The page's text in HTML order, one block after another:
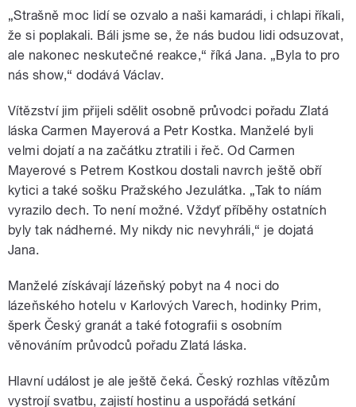
„Strašně moc lidí se ozvalo a naši kamarádi, i chlapi říkali,
že si poplakali. Báli jsme se, že nás budou lidi odsuzovat,
ale nakonec neskutečné reakce,“ říká Jana. „Byla to pro
nás show,“ dodává Václav.
Vítězství jim přijeli sdělit osobně průvodci pořadu Zlatá
láska Carmen Mayerová a Petr Kostka. Manželé byli
velmi dojatí a na začátku ztratili i řeč. Od Carmen
Mayerové s Petrem Kostkou dostali navrch ještě obří
kytici a také sošku Pražského Jezulátka. „Tak to níám
vyrazilo dech. To není možné. Vždyť příběhy ostatních
byly tak nádherné. My nikdy nic nevyhráli,“ je dojatá
Jana.
Manželé získávají lázeňský pobyt na 4 noci do
lázeňského hotelu v Karlových Varech, hodinky Prim,
šperk Český granát a také fotografii s osobním
věnováním průvodců pořadu Zlatá láska.
Hlavní událost je ale ještě čeká. Český rozhlas vítězům
vystrojí svatbu, zajistí hostinu a uspořádá setkání